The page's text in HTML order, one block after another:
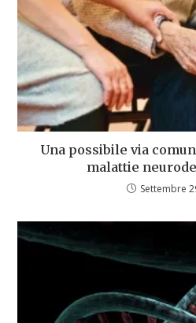
Una possibile via
malattie
Settembre